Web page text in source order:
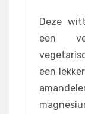
Deze
een
een